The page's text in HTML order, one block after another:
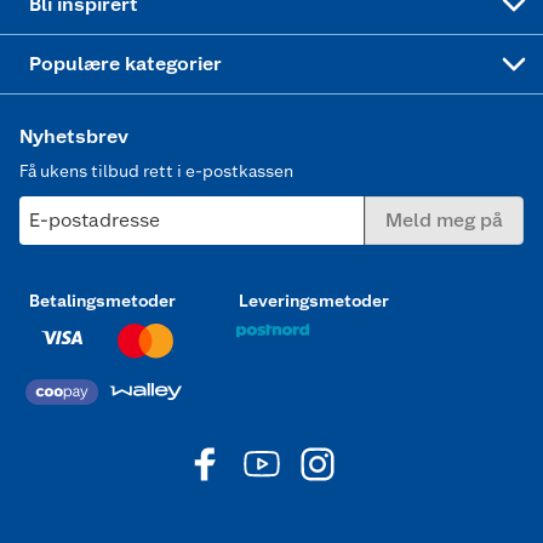
Populære kategorier
Nyhetsbrev
Få ukens tilbud rett i e-postkassen
E-postadresse Meld meg på
Betalingsmetoder Leveringsmetoder